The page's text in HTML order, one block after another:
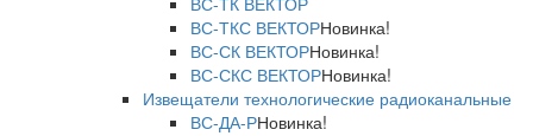
ВС-ТКС ВЕКТОРНовинка!
ВС-СК ВЕКТОРНовинка!
ВС-СКС ВЕКТОРНовинка!
Извещатели технологические радиоканальные
ВС-ДА-РНовинка!